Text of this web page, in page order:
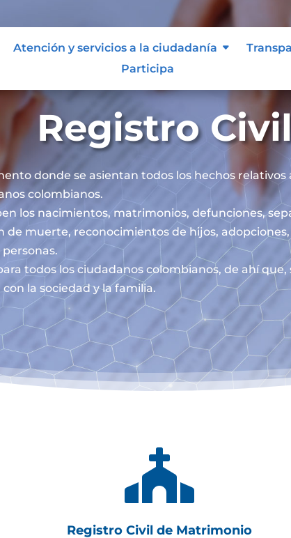
Atención y servicios a la ciudadanía
Participa
Registro
donde se asientan todos los hechos
colombianos.
los nacimientos, matrimonios, defunciones,
de muerte, reconocimientos de hijos,
todos los ciudadanos colombianos, de ahí
la sociedad y la familia.

Registro Civil de Matrimonio